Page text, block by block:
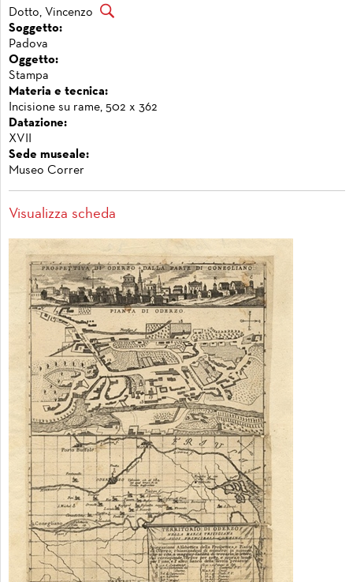
Dotto, Vincenzo
Soggetto:
Padova
Oggetto:
Stampa
Materia e tecnica:
Incisione su rame, 502 x 362
Datazione:
XVII
Sede museale:
Museo Correr
Visualizza scheda